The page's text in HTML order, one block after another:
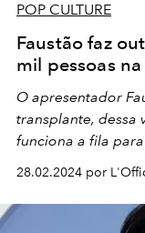
POP CULTURE
Faustão faz
mil pessoas
O apresentador
transplante, dessa
funciona a fila
28.02.2024 por